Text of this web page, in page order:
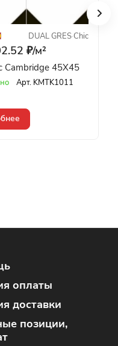
DUAL GRES·Chic
₽/м²
Cambridge 45X45
Арт. KMTK1011
оплаты
доставки
позиции,